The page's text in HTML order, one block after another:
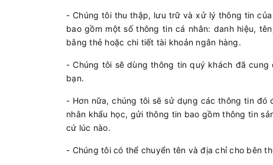
- Chúng tôi thu thập, lưu trữ và xử lý thông tin
bao gồm một số thông tin cá nhân: danh hiệu,
bằng thẻ hoặc chi tiết tài khoản ngân hàng.
- Chúng tôi sẽ dùng thông tin quý khách đã
bạn.
- Hơn nữa, chúng tôi sẽ sử dụng các thông tin
nhân khẩu học, gửi thông tin bao gồm thông tin
cứ lúc nào.
- Chúng tôi có thể chuyển tên và địa chỉ cho bên